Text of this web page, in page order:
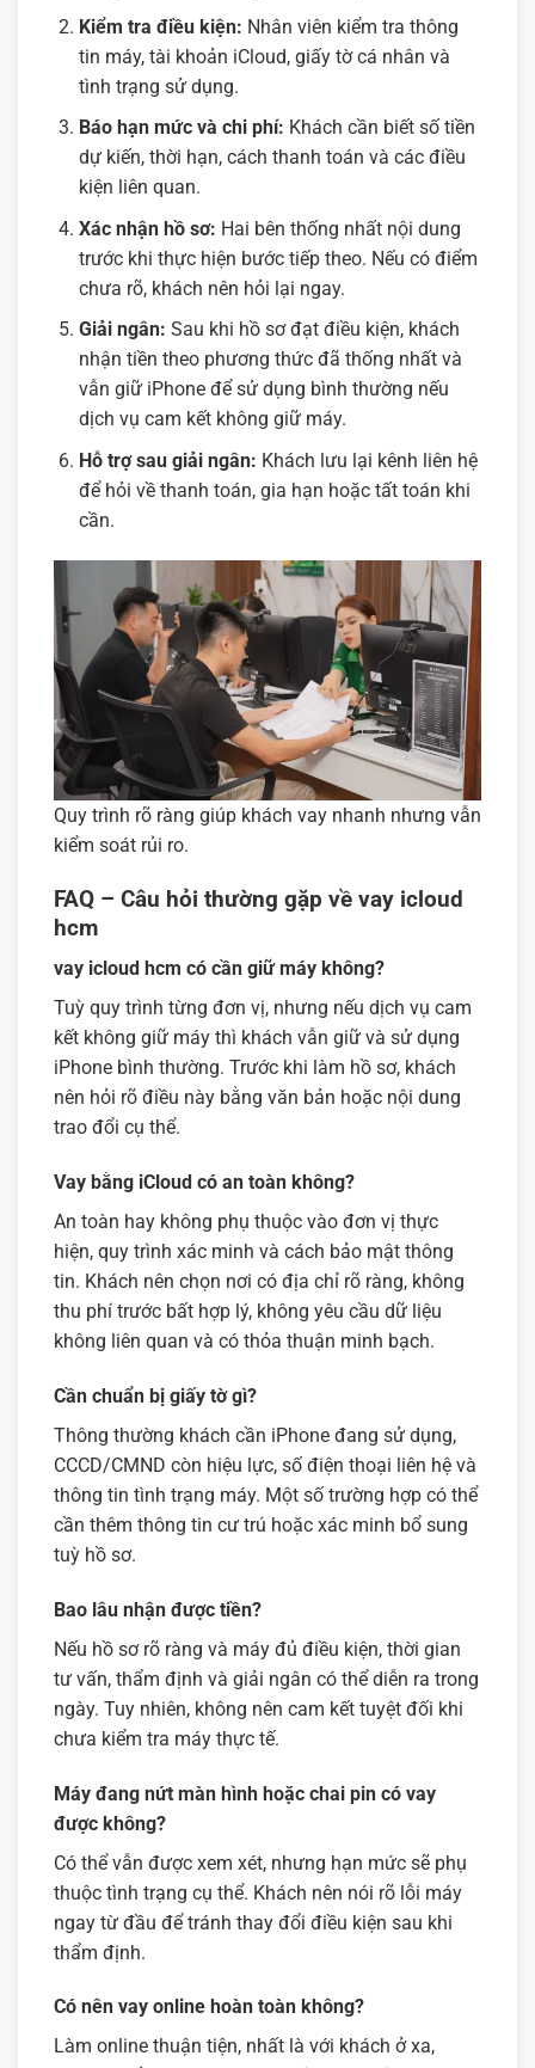
Kiểm tra điều kiện: Nhân viên kiểm tra thông
tin máy, tài khoản iCloud, giấy tờ cá nhân và
tình trạng sử dụng.
Báo hạn mức và chi phí: Khách cần biết số tiền
dự kiến, thời hạn, cách thanh toán và các điều
kiện liên quan.
Xác nhận hồ sơ: Hai bên thống nhất nội dung
trước khi thực hiện bước tiếp theo. Nếu có điểm
chưa rõ, khách nên hỏi lại ngay.
Giải ngân: Sau khi hồ sơ đạt điều kiện, khách
nhận tiền theo phương thức đã thống nhất và
vẫn giữ iPhone để sử dụng bình thường nếu
dịch vụ cam kết không giữ máy.
Hỗ trợ sau giải ngân: Khách lưu lại kênh liên hệ
để hỏi về thanh toán, gia hạn hoặc tất toán khi
cần.
Quy trình rõ ràng giúp khách vay nhanh nhưng vẫn
kiểm soát rủi ro.
FAQ – Câu hỏi thường gặp về vay icloud
hcm
vay icloud hcm có cần giữ máy không?
Tuỳ quy trình từng đơn vị, nhưng nếu dịch vụ cam
kết không giữ máy thì khách vẫn giữ và sử dụng
iPhone bình thường. Trước khi làm hồ sơ, khách
nên hỏi rõ điều này bằng văn bản hoặc nội dung
trao đổi cụ thể.
Vay bằng iCloud có an toàn không?
An toàn hay không phụ thuộc vào đơn vị thực
hiện, quy trình xác minh và cách bảo mật thông
tin. Khách nên chọn nơi có địa chỉ rõ ràng, không
thu phí trước bất hợp lý, không yêu cầu dữ liệu
không liên quan và có thỏa thuận minh bạch.
Cần chuẩn bị giấy tờ gì?
Thông thường khách cần iPhone đang sử dụng,
CCCD/CMND còn hiệu lực, số điện thoại liên hệ và
thông tin tình trạng máy. Một số trường hợp có thể
cần thêm thông tin cư trú hoặc xác minh bổ sung
tuỳ hồ sơ.
Bao lâu nhận được tiền?
Nếu hồ sơ rõ ràng và máy đủ điều kiện, thời gian
tư vấn, thẩm định và giải ngân có thể diễn ra trong
ngày. Tuy nhiên, không nên cam kết tuyệt đối khi
chưa kiểm tra máy thực tế.
Máy đang nứt màn hình hoặc chai pin có vay
được không?
Có thể vẫn được xem xét, nhưng hạn mức sẽ phụ
thuộc tình trạng cụ thể. Khách nên nói rõ lỗi máy
ngay từ đầu để tránh thay đổi điều kiện sau khi
thẩm định.
Có nên vay online hoàn toàn không?
Làm online thuận tiện, nhất là với khách ở xa,